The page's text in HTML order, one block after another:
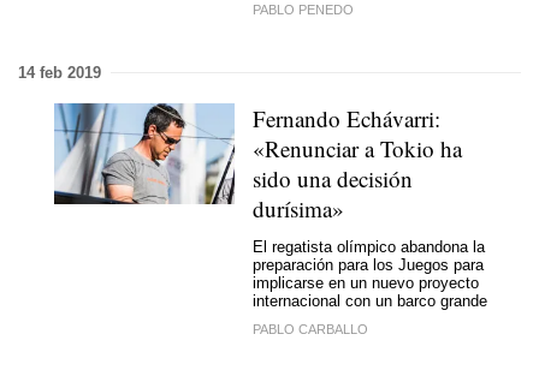
PABLO PENEDO
14 feb 2019
Fernando Echávarri:
«Renunciar a Tokio ha
sido una decisión
durísima»
El regatista olímpico abandona la
preparación para los Juegos para
implicarse en un nuevo proyecto
internacional con un barco grande
PABLO CARBALLO